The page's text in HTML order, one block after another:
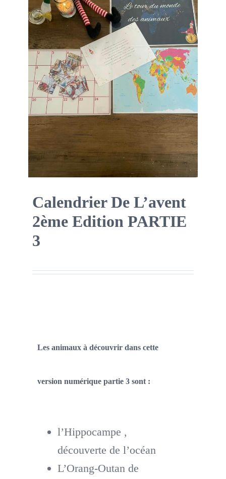
Boutique des lutins
Rechercher:
0
Mon compte
Calendrier De L’avent
2ème Edition PARTIE
3
Les animaux à découvrir dans cette
version numérique partie 3 sont :
l’Hippocampe ,
découverte de l’océan
L’Orang-Outan de